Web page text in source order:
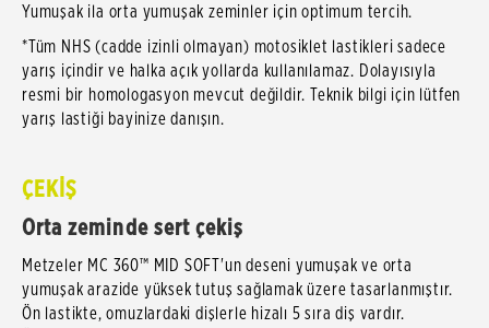
Yumuşak ila orta yumuşak zeminler için optimum tercih.
*Tüm NHS (cadde izinli olmayan) motosiklet lastikleri sadece
yarış içindir ve halka açık yollarda kullanılamaz. Dolayısıyla
resmi bir homologasyon mevcut değildir. Teknik bilgi için lütfen
yarış lastiği bayinize danışın.
ÇEKİŞ
Orta zeminde sert çekiş
Metzeler MC 360™ MID SOFT'un deseni yumuşak ve orta
yumuşak arazide yüksek tutuş sağlamak üzere tasarlanmıştır.
Ön lastikte, omuzlardaki dişlerle hizalı 5 sıra diş vardır.